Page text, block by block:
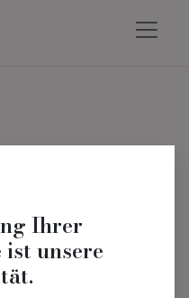
Ihrer
unsere